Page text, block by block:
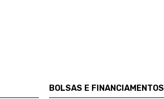
BOLSAS E FINANCIAMENTOS